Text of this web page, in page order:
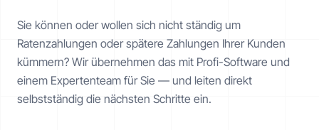
Sie können oder wollen sich nicht ständig um
Ratenzahlungen oder spätere Zahlungen Ihrer Kunden
kümmern? Wir übernehmen das mit Profi-Software und
einem Expertenteam für Sie — und leiten direkt
selbstständig die nächsten Schritte ein.